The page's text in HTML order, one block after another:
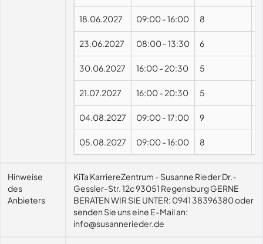
18.06.2027 09:00-16:00 8
23.06.2027 08:00-13:30 6
30.06.2027 16:00- 20:30 5
21.07.2027 16:00- 20:30 5
04.08.2027 09:00-17:00 9
05.08.2027 09:00-16:00 8
Hinweise
des
Anbieters
KiTa KarriereZentrum - Susanne Rieder Dr.-
Gessler-Str. 12c 93051 Regensburg GERNE
BERATEN WIR SIE UNTER: 0941 38396380 oder
senden Sie uns eine E-Mail an:
info@susannerieder.de